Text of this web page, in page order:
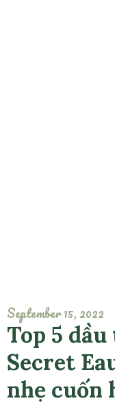
September 15, 2022
Top 5
Secret
nhẹ cuốn